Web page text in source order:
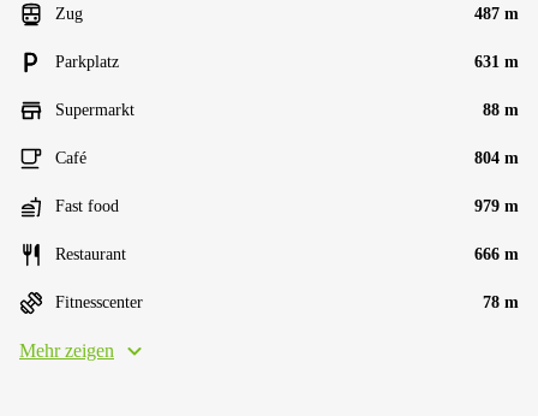
Zug 487 m
Parkplatz 631 m
Supermarkt 88 m
Café 804 m
Fast food 979 m
Restaurant 666 m
Fitnesscenter 78 m
Mehr zeigen